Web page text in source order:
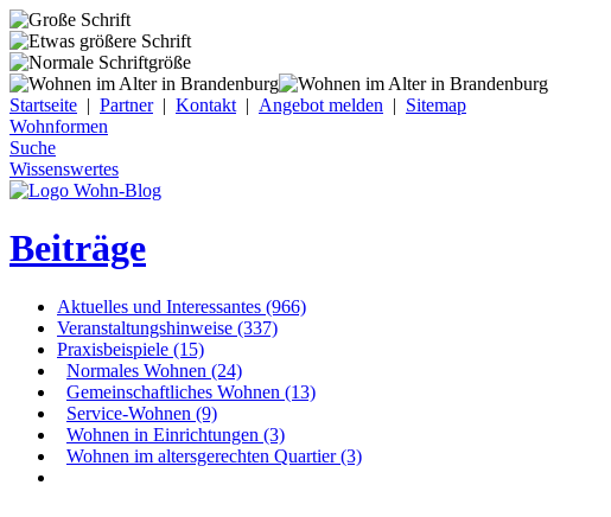
Startseite | Partner| Kontakt | Angebot melden | Sitemap
Wohnformen
Suche
Wissenswertes
Beiträge
Aktuelles und Interessantes (966)
Veranstaltungshinweise (337)
Praxisbeispiele (15)
Normales Wohnen (24)
Gemeinschaftliches Wohnen (13)
Service-Wohnen (9)
Wohnen in Einrichtungen (3)
Wohnen im altersgerechten Quartier (3)